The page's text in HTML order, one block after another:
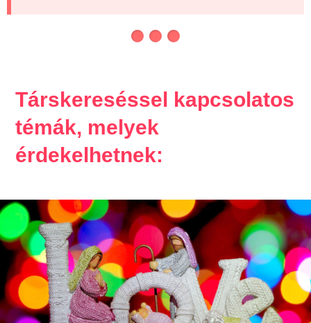
Társkereséssel kapcsolatos
témák, melyek
érdekelhetnek: